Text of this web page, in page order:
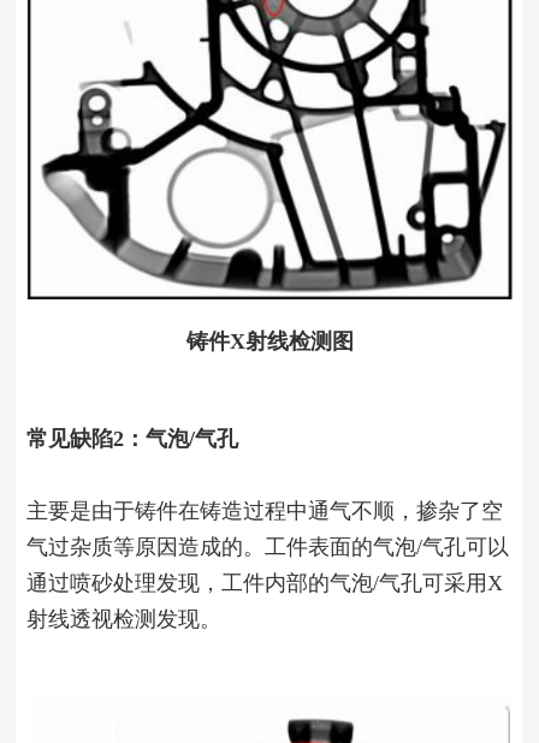
铸件X射线检测图
常见缺陷2：气泡/气孔
主要是由于铸件在铸造过程中通气不顺，掺杂了空
气过杂质等原因造成的。工件表面的气泡/气孔可以
通过喷砂处理发现，工件内部的气泡/气孔可采用X
射线透视检测发现。